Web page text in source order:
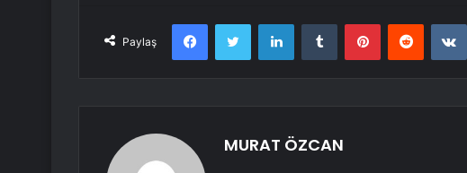
Paylaş
FacebookTwitter LinkedInTumblr PinterestReddit
MURAT ÖZCAN